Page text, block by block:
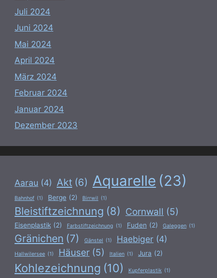
Juli 2024
Juni 2024
Mai 2024
April 2024
März 2024
Februar 2024
Januar 2024
Dezember 2023
Aarau (4) Akt (6) Aquarelle (23)
Bahnhof (1) Berge (2) Birrwil (1)
Bleistiftzeichnung (8) Cornwall (5)
Eisenplastik (2) Farbstiftzeichnung (1) Fuden (2) Galeggen (1)
Gränichen (7) Gänstel (1) Haebiger (4)
Hallwilersee (1) Häuser (5) Italien (1) Jura (2)
Kohlezeichnung (10) Kupferplastik (1)